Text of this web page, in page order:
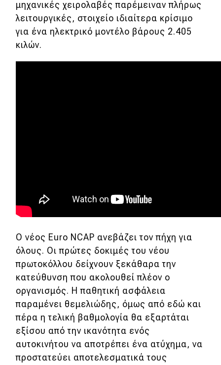
μηχανικές χειρολαβές παρέμειναν πλήρως
λειτουργικές, στοιχείο ιδιαίτερα κρίσιμο
για ένα ηλεκτρικό μοντέλο βάρους 2.405
κιλών.
Ο νέος Euro NCAP ανεβάζει τον πήχη για
όλους. Οι πρώτες δοκιμές του νέου
πρωτοκόλλου δείχνουν ξεκάθαρα την
κατεύθυνση που ακολουθεί πλέον ο
οργανισμός. Η παθητική ασφάλεια
παραμένει θεμελιώδης, όμως από εδώ και
πέρα η τελική βαθμολογία θα εξαρτάται
εξίσου από την ικανότητα ενός
αυτοκινήτου να αποτρέπει ένα ατύχημα, να
προστατεύει αποτελεσματικά τους